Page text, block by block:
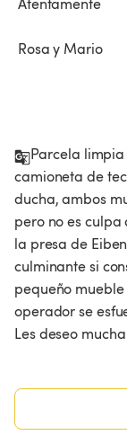
Rosa y Mario
Parcela
camioneta de
ducha, ambos
pero no es
la presa de
culminante si
pequeño
operador se
Les deseo